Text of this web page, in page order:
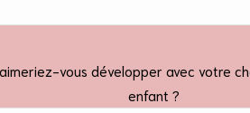
vous développer avec votre
enfant ?